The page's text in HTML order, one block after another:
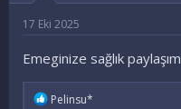
17 Eki 2025
Emeginize sağlık
İPelinsu*